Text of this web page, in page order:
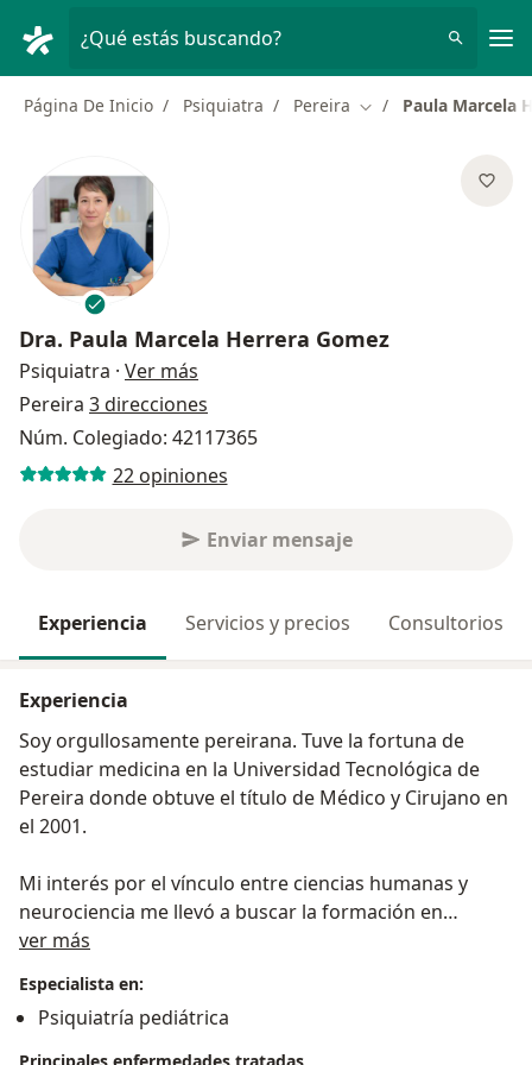
¿Qué estás buscando?
Página De Inicio Psiquiatra Pereira Cambiar de ciudad
Paula Marcela
Dra. Paula Marcela Herrera Gomez
Psiquiatra · Ver más
Pereira 3 direcciones
Núm. Colegiado: 42117365
22 opiniones
Enviar mensaje
Experiencia Servicios y precios Consultorios
Experiencia
Soy orgullosamente pereirana. Tuve la fortuna de
estudiar medicina en la Universidad Tecnológica de
Pereira donde obtuve el título de Médico y Cirujano en
el 2001.
Mi interés por el vínculo entre ciencias humanas y
neurociencia me llevó a buscar la formación en
psiquiatría de adultos y psiquiatría infantil en Francia,
En el momento desarrollo tres tipos de actividades:
consulta médica especializada, docencia e
ver más
Especialista en:
Psiquiatría pediátrica